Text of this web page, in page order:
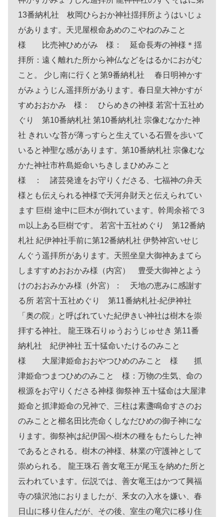
13番納札社 枚岡ひらおか神社揺拝所ようはいじょ
があります。天児屋根命あめのこやねのみこと
様 比売神ひめがみ 様： 延命長寿の神様＊揺
拝所：遠く離れた所から神仏などをはるかにおがむ
こと。 少し南に行くと第9番納札社 春日明神かす
がみょうじん遥拝所があります。春日皇大神かすが
すめおおかみ 様： ひらめきの神様 若宮十五社め
ぐり 第10番納札社 第10番納札社 宗像むなかた神
社 きれいな苔が薄っすらと生えている石畳を歩いて
いると神聖な感があります。第10番納札社 宗像むな
かた神社市杵島姫命いちきしまひめみこと
様 ： 諸芸発達をお守りくださる、七福神の弁天
様とも伝えられる神様で天河弁財天と伝えられてい
ます 巨樹 途中に巨木が倒れています。幹周余裕で３
ｍ以上ある巨樹です。 若宮十五社めぐり 第12番納
札社 紀伊神社手前に第12番納札社 伊勢神宮いせじ
んぐう遥拝所があります。天照坐皇大御神あまてら
しますすめおおかみ様（内宮） 豊受大御神とよう
けのおおみかみ様（外宮）： 天地の恵みに感謝す
る所 若宮十五社めぐり 第11番納札社-紀伊神社
「奥の院」と呼ばれていた紀伊きい神社は樹木を崇
拝する神社。 龍王珠石りゅうおうじゅせき 第11番
納札社 紀伊神社 五十猛命いたけるのみこと
様 大屋津姫命おおやつひめのみこと 様 抓
津姫命つまつひめのみこと 様：万物の生気、命の
根源をお守りくださる神様 御祭神 五十猛命は大屋津
姫命と抓津姫命の兄神で、三柱は素盞鳴命すさのお
のみことと櫛名田比売命くしなだひめの御子神にな
ります。御祭神は紀伊国へ樹木の種をもたらした神
であるとされる。樹木の神様、林業の守護神として
崇められる。 龍王珠石 善女竜王が尾玉を納めた所と
云われています。伝説では、善女竜王はかつて興福
寺の猿沢池におりましたが、釆女の入水を嫌い、春
日山に移り住んだが、その後、室生の竜穴に移り住